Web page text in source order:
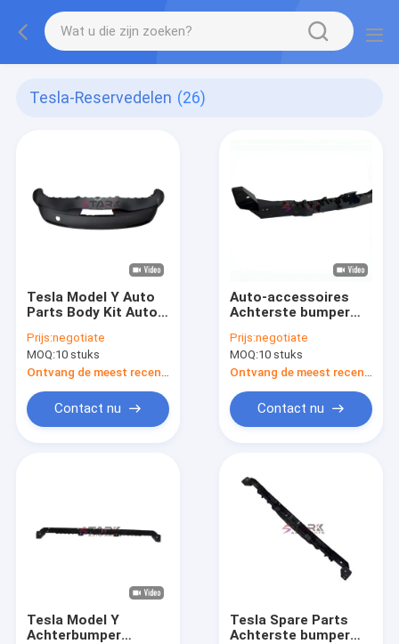
Tesla-Reservedelen (26)
Tesla Model Y Auto
Parts Body Kit Auto
Onderafdeling
1494006-00-A
Prijs:negotiate
MOQ:10 stuks
Contact nu
Auto-accessoires
Achterste bumper
lichaamsdelen Voor
TESLA Model Y
1494045-00-A
Prijs:negotiate
MOQ:10 stuks
Contact nu
Tesla Model Y
Achterbumper
Tesla Spare Parts
Achterste bumper